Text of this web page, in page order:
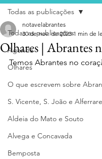
Todas as publicações
Agenda
Olhares
O que escrevem sobre
S. Vicente, S. João e
Aldeia do Mato e Souto
Alvega e Concavada
Bemposta
Todas as publicações
Olhares | Abrantes
notavelabrantes
30 de nov. de 2023 1 min de
Temos Abrantes no